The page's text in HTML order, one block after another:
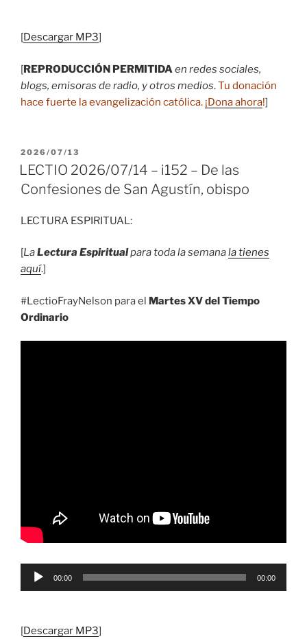
[Descargar MP3]
[REPRODUCCIÓN PERMITIDA en redes sociales,
blogs, emisoras de radio, y otros medios.Tu donación
hace fuerte la evangelización católica. ¡Dona ahora!]
PUBLICADO
EL
2026/07/13
LECTIO 2026/07/14 – i152 – De las
Confesiones de San Agustín, obispo
LECTURA ESPIRITUAL:
[LaLectura Espiritualpara toda la semanala tienes
aquí.]
#LectioFrayNelson para el Martes XV del Tiempo
Ordinario
Reproductor
00:00 00:00
[Descargar MP3]